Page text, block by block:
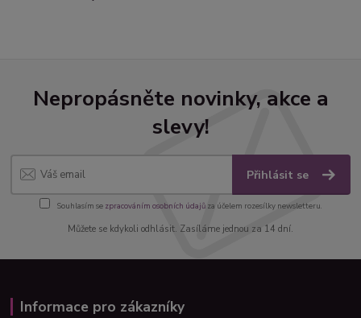
Nepropásněte novinky, akce a
slevy!
Přihlásit se
Souhlasím se zpracováním osobních údajůza účelem rozesílky newsletteru.
Můžete se kdykoli odhlásit. Zasíláme jednou za 14 dní.
Informace pro zákazníky